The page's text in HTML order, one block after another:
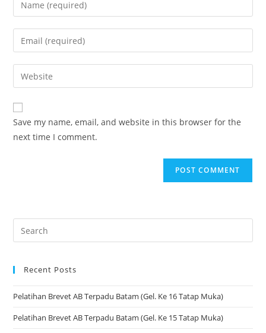
Save my name, email, and website in this browser for the
next time I comment.
Recent Posts
Pelatihan Brevet AB Terpadu Batam (Gel. Ke 16 Tatap Muka)
Pelatihan Brevet AB Terpadu Batam (Gel. Ke 15 Tatap Muka)